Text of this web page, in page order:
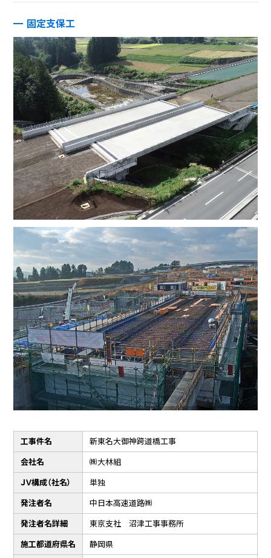
固定支保工
工事件名
新東名大御神跨道橋工事
会社名
㈱大林組
ＪＶ構成（社名）
単独
発注者名
中日本高速道路㈱
発注者名詳細
東京支社 沼津工事事務所
施工都道府県名
静岡県